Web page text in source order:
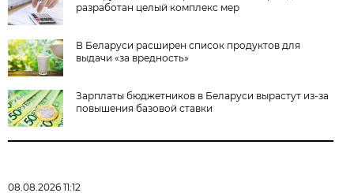
разработан целый комплекс мер
В Беларуси расширен список продуктов для
выдачи «за вредность»
Зарплаты бюджетников в Беларуси вырастут из-за
повышения базовой ставки
08.08.2026 11:12